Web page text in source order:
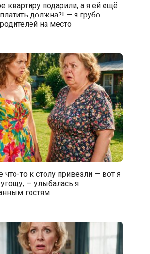
квартиру подарили, а я ей ещё
должна?! — я грубо
на место
то к столу привезли — вот я
— улыбалась я
гостям